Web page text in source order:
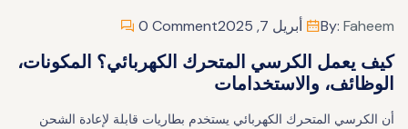
By: Faheem أبريل 7, 2025 0 Comment
كيف يعمل الكرسي المتحرك الكهربائي؟ المكونات،
الوظائف، والاستخدامات
أن الكرسي المتحرك الكهربائي يستخدم بطاريات قابلة لإعادة الشحن